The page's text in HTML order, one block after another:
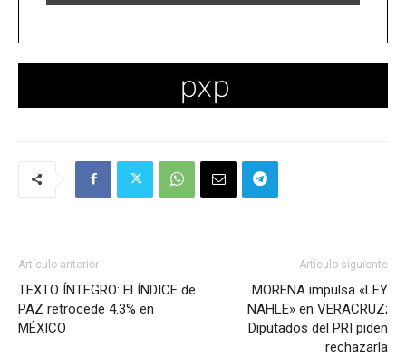
Artículo anterior
TEXTO ÍNTEGRO: El ÍNDICE de
PAZ retrocede 4.3% en
MÉXICO
Artículo siguiente
MORENA impulsa «LEY
NAHLE» en VERACRUZ;
Diputados del PRI piden
rechazarla